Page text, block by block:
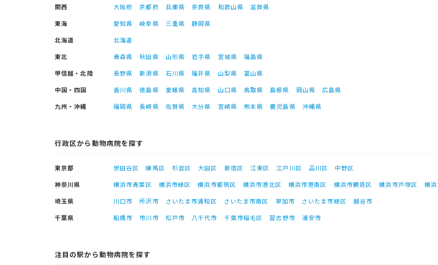
関西
大阪府 京都府 兵庫県 奈良県 和歌山県
滋賀県
東海
愛知県 岐阜県 三重県
静岡県
北海道
北海道
東北
青森県 秋田県 山形県 岩手県 宮城県
福島県
甲信越・北陸
長野県 新潟県 石川県 福井県 山梨県
富山県
中国・四国
香川県 徳島県 愛媛県 高知県 山口県 鳥取県 島根県 岡山県
広島県
九州・沖縄
福岡県 長崎県 佐賀県 大分県 宮崎県 熊本県 鹿児島県 沖縄県
行政区から動物病院を探す
東京都 世田谷区 練馬区 杉並区 大田区 新宿区 江東区 江戸川区 品川区
中野区
神奈川県
横浜市青葉区 横浜市緑区 横浜市都筑区 横浜市港北区 横浜市港南区 横浜市鶴見区 横浜市戸塚区
横
埼玉県
川口市 所沢市 さいたま市浦和区 さいたま市南区 草加市 さいたま市緑区
越谷市
千葉県
船橋市 市川市 松戸市 八千代市 千葉市稲毛区 習志野市 浦安市
注目の駅から動物病院を探す